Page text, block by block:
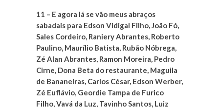
11 – E agora lá se vão meus abraços
sabadais para Edson Vidigal Filho, João Fó,
Sales Cordeiro, Raniery Abrantes, Roberto
Paulino, Maurílio Batista, Rubão Nóbrega,
Zé Alan Abrantes, Ramon Moreira, Pedro
Cirne, Dona Beta do restaurante, Maguila
de Bananeiras, Carlos César, Edson Werber,
Zé Euflávio, Geordie Tampa de Furico
Filho, Vavá da Luz, Tavinho Santos, Luiz